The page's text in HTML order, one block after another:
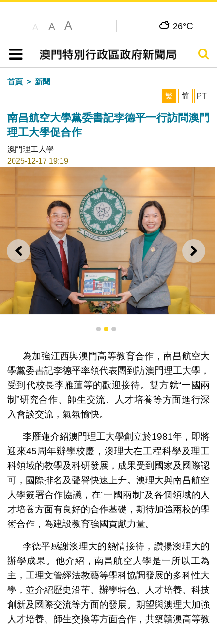
A A A 26°C
目錄
搜尋
首頁
新聞
繁
简 PT
南昌航空大學黨委書記李德平一行訪問澳門
理工大學促合作
澳門理工大學
2025-12-17 19:19
上一則 下一
學促合作
1 2 3
為加強江西與澳門高等教育合作，南昌航空大
學黨委書記李德平率領代表團到訪澳門理工大學，
受到代校長李雁蓮等的歡迎接待。雙方就“一國兩
制”研究合作、師生交流、人才培養等方面進行深
入會談交流，氣氛愉快。
李雁蓮介紹澳門理工大學創立於1981年，即將
迎來45周年辦學校慶，澳理大在工程科學及理工
科領域的教學及科研發展，成果受到國家及國際認
可，國際排名及聲譽快速上升。澳理大與南昌航空
大學簽署合作協議，在“一國兩制”及各個領域的人
才培養方面有良好的合作基礎，期待加強兩校的學
術合作，為建設教育強國貢獻力量。
李德平感謝澳理大的熱情接待，讚揚澳理大的
辦學成果。他介紹，南昌航空大學是一所以工為
主，工理文管經法教藝等學科協調發展的多科性大
學，並介紹歷史沿革、辦學特色、人才培養、科技
創新及國際交流等方面的發展。期望與澳理大加強
人才培養、師生交換等方面合作，共築贛澳高等教